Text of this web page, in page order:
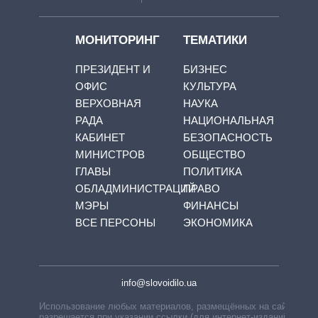
МОНИТОРИНГ
ПРЕЗИДЕНТ И
ОФИС
ВЕРХОВНАЯ
РАДА
КАБИНЕТ
МИНИСТРОВ
ГЛАВЫ
ОБЛАДМИНИСТРАЦИЙ
МЭРЫ
ВСЕ ПЕРСОНЫ
ТЕМАТИКИ
БИЗНЕС
КУЛЬТУРА
НАУКА
НАЦИОНАЛЬНАЯ
БЕЗОПАСНОСТЬ
ОБЩЕСТВО
ПОЛИТИКА
ПРАВО
ФИНАНСЫ
ЭКОНОМИКА
info@slovoidilo.ua
Использование любых материалов, размещённых на сайте,